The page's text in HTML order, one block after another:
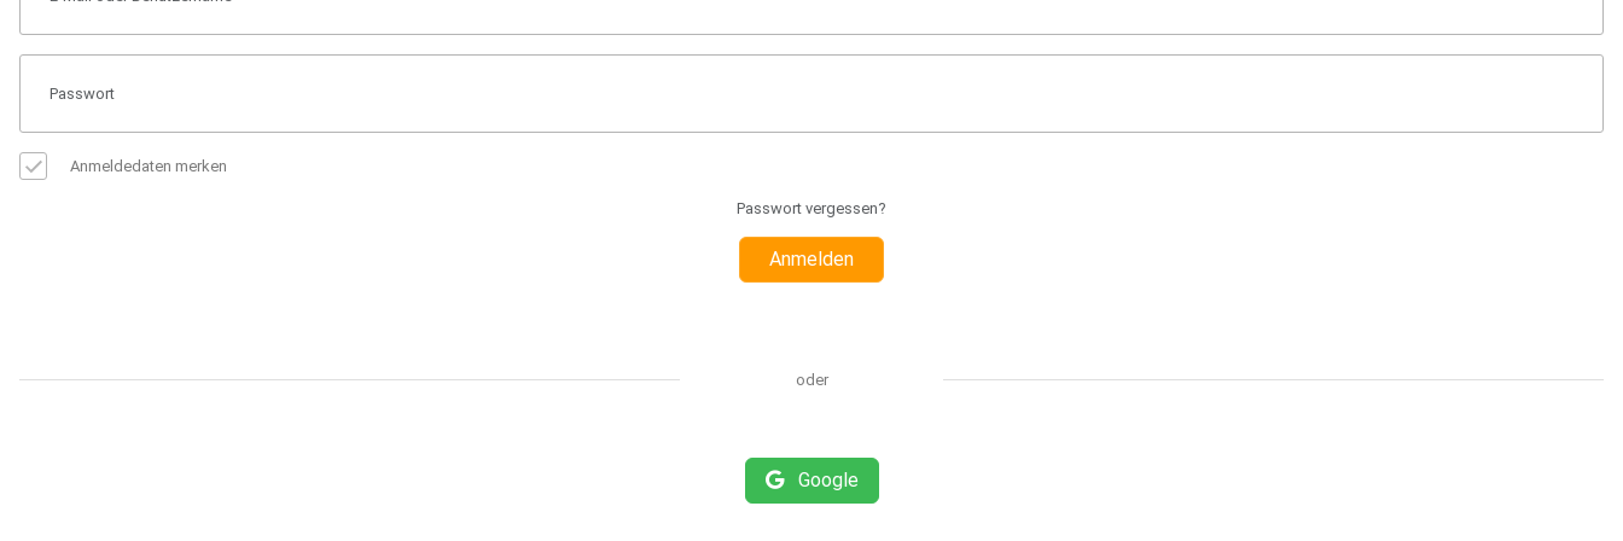
Anmeldedaten merken
Passwort vergessen?
Anmelden
oder
Google